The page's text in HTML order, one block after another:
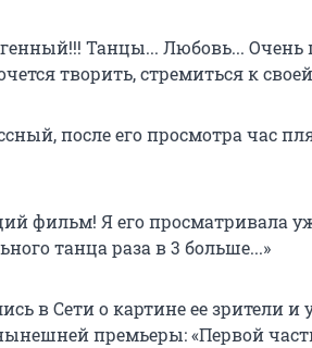
Танцы... Любовь... Очень
творить, стремиться к своей
после его просмотра час
фильм! Я его просматривала
танца раза в 3 больше...»
в Сети о картине ее зрители
премьеры: «Первой